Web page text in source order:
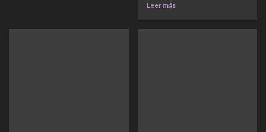
Leer más